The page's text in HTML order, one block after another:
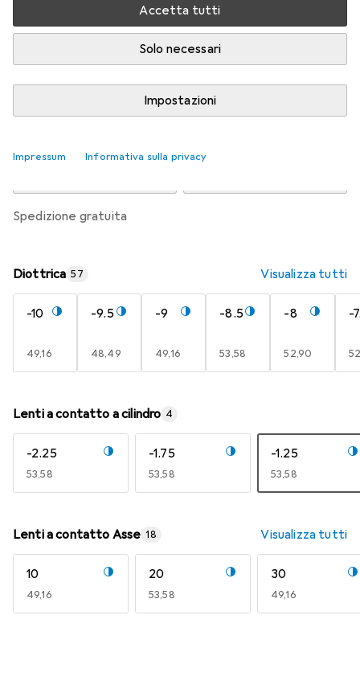
Accetta tutti
Solo necessari
Impostazioni
Impressum Informativa sulla privacy
Consegna tra mer, 19/8 e ven, 21/8
Più di 10 pezzi in stock presso il fornitore
spedizione gratuita
Diottrica 57 Visualizza tutti
-10
EUR
49,16
-9.5
EUR
48,49
-9
EUR
49,16
-8.5
EUR
53,58
-8
EUR
52,90
-
Lenti a contatto a cilindro 4
-2.25
EUR
53,58
-1.75
EUR
53,58
-1.25
EUR
53,58
Lenti a contatto Asse 18 Visualizza tutti
10
EUR
49,16
20
EUR
53,58
30
EUR
49,16